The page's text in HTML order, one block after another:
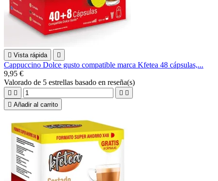
 Vista rápida 
Cappuccino Dolce gusto compatible marca Kfetea 48 cápsulas,...
9,95 €
Valorado de 5 estrellas basado en reseña(s)
   
 Añadir al carrito